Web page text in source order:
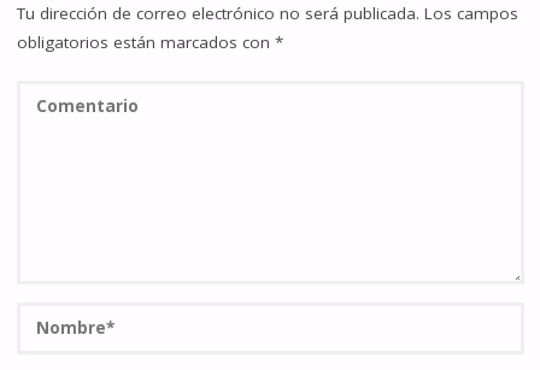
Tu dirección de correo electrónico no será publicada. Los campos
obligatorios están marcados con *